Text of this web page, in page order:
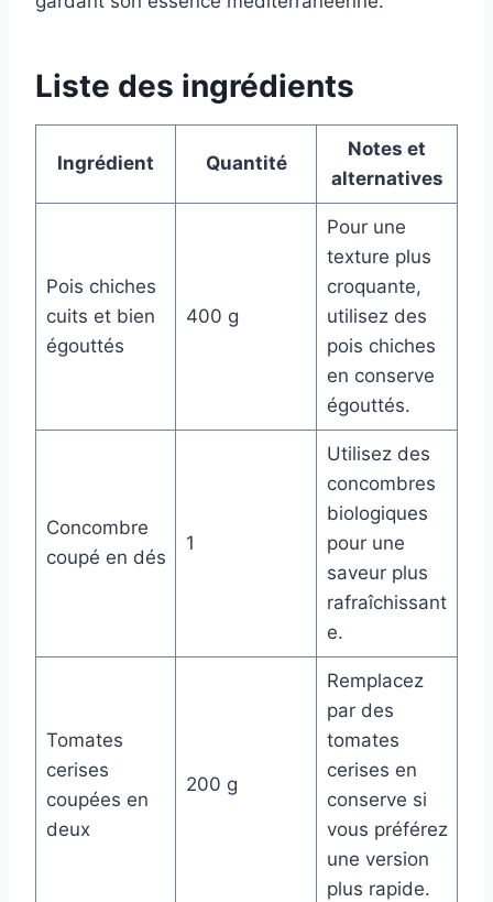
Liste des ingrédients
Ingrédient Quantité
Notes et
alternatives
Pois chiches
cuits et bien
égouttés
400 g
Pour une
texture plus
croquante,
utilisez des
pois chiches
en conserve
égouttés.
Concombre
coupé en dés
1
Utilisez des
concombres
biologiques
pour une
saveur plus
rafraîchissant
e.
Tomates
cerises
coupées en
deux
200 g
Remplacez
par des
tomates
cerises en
conserve si
vous préférez
une version
plus rapide.